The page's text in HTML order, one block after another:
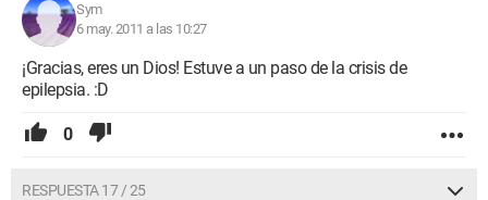
Sym
6 may. 2011 a las 10:27
¡Gracias, eres un Dios! Estuve a un paso de la crisis de
epilepsia. :D
0
RESPUESTA 17 / 25